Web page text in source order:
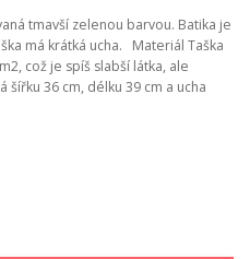
tmavší zelenou barvou. Batika je
má krátká ucha. Materiál Taška
což je spíš slabší látka, ale
36 cm, délku 39 cm a ucha